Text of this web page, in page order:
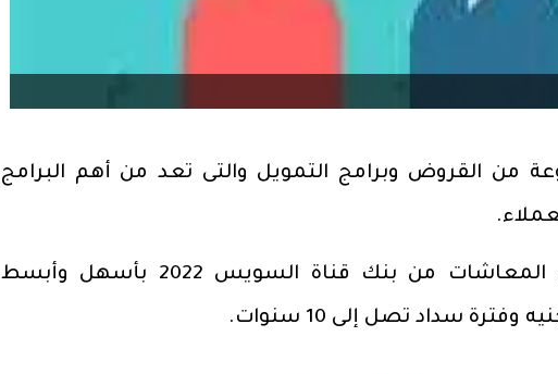
من القروض وبرامج التمويل والتى تعد من أهم البرامج
ويأتي على رأس تلك البرامج قرض المعاشات من بنك قناة السويس 2022 بأسهل وأبسط